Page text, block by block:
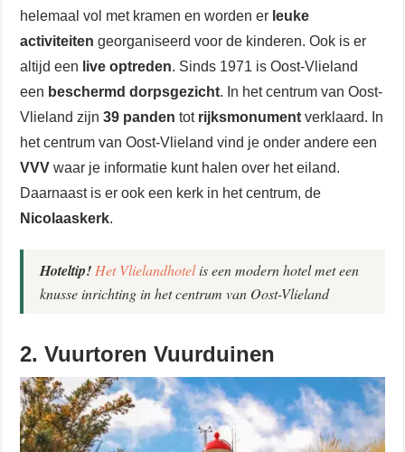
helemaal vol met kramen en worden er leuke
activiteiten georganiseerd voor de kinderen. Ook is er
altijd een live optreden. Sinds 1971 is Oost-Vlieland
een beschermd dorpsgezicht. In het centrum van Oost-
Vlieland zijn39 panden tot rijksmonument verklaard. In
het centrum van Oost-Vlieland vind je onder andere een
VVV waar je informatie kunt halen over het eiland.
Daarnaast is er ook een kerk in het centrum, de
Nicolaaskerk.
Hoteltip! Het Vlielandhotelis een modern hotel met een
knusse inrichting in het centrum van Oost-Vlieland
2. Vuurtoren Vuurduinen